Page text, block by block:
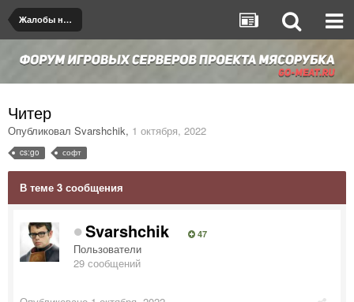
Жалобы на игроков/админов
Читер
Опубликовал Svarshchik, 1 октября, 2022
cs:go софт
В теме 3 сообщения
Svarshchik 47
Пользователи
29 сообщений